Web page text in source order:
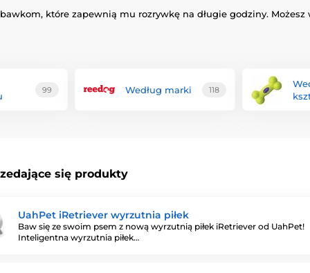
które zapewnią mu rozrywkę na długie godziny. Możesz
99 Według marki 118
się produkty
UahPet iRetriever wyrzutnia piłek
Baw się ze swoim psem z nową wyrzutnią piłek iRetriever od UahPet!
Inteligentna wyrzutnia piłek…